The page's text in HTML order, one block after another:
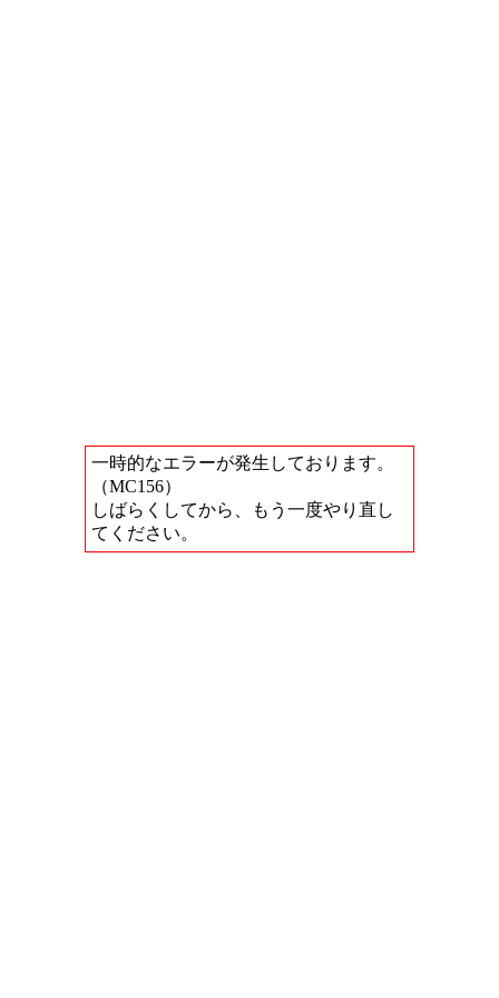
一時的なエラーが発生しております。
（MC156）
しばらくしてから、もう一度やり直し
てください。